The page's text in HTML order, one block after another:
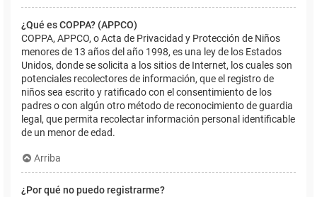
¿Qué es COPPA? (APPCO)
COPPA, APPCO, o Acta de Privacidad y Protección de Niños
menores de 13 años del año 1998, es una ley de los Estados
Unidos, donde se solicita a los sitios de Internet, los cuales son
potenciales recolectores de información, que el registro de
niños sea escrito y ratificado con el consentimiento de los
padres o con algún otro método de reconocimiento de guardia
legal, que permita recolectar información personal identificable
de un menor de edad.
Arriba
¿Por qué no puedo registrarme?